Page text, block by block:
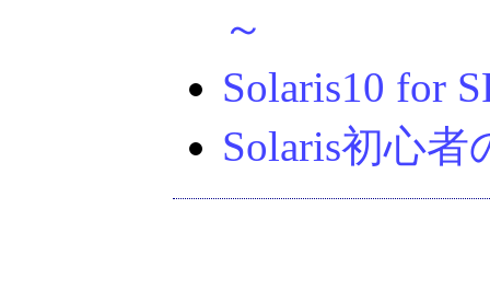
～
Solaris10 for
Solaris初心